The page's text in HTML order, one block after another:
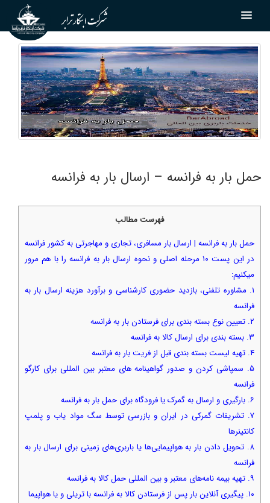
حمل بار به فرانسه – ارسال بار به فرانسه
فهرست مطالب
حمل بار به فرانسه | ارسال بار مسافری، تجاری و مهاجرتی به کشور فرانسه
در این پست ۱۰ مرحله اصلی و نحوه ارسال بار به فرانسه را با هم مرور
میکنیم:
۱. مشاوره تلفنی، بازدید حضوری کارشناسی و برآورد هزینه ارسال بار به
فرانسه
۲. تعیین نوع بسته بندی برای فرستادن بار به فرانسه
۳. بسته بندی برای ارسال کالا به فرانسه
۴. تهیه لیست بسته بندی قبل از فریت بار به فرانسه
۵. سمپاشی کردن و صدور گواهینامه های معتبر بین المللی برای کارگو
فرانسه
۶. بارگیری و ارسال به گمرک یا فرودگاه برای حمل بار به فرانسه
۷. تشریفات گمرکی در ایران و بازرسی توسط سگ مواد یاب و پلمپ
کانتینرها
۸. تحویل دادن بار به هواپیمایی‌ها یا باربری‌های زمینی برای ارسال بار به
فرانسه
۹. تهیه بیمه نامه‌های معتبر و بین المللی حمل کالا به فرانسه
۱۰. پیگیری آنلاین بار پس از فرستادن کالا به فرانسه با تریلی و یا هواپیما